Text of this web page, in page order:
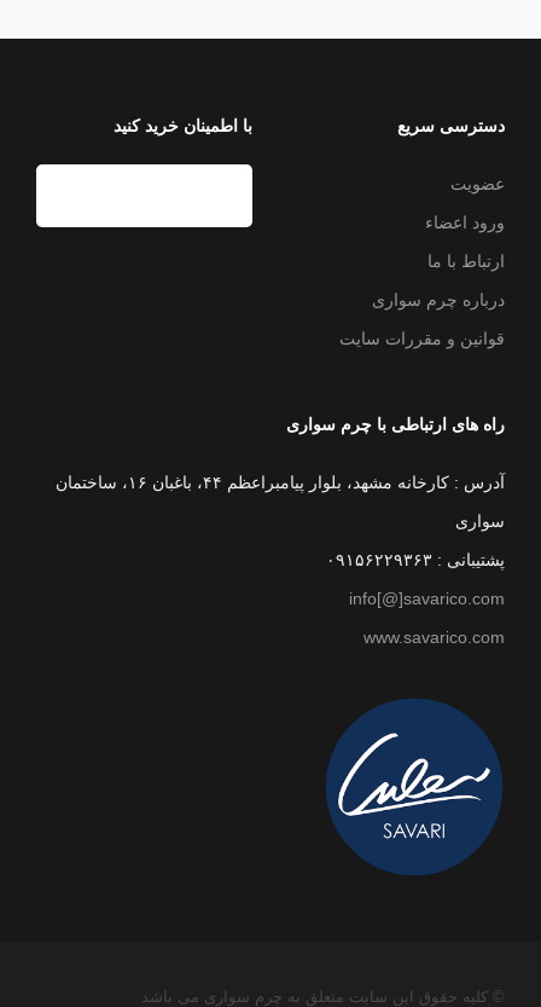
با اطمینان خرید کنید دسترسی سریع
عضویت
ورود اعضاء
ارتباط با ما
درباره چرم سواری
قوانین و مقررات سایت
راه های ارتباطی با چرم سواری
آدرس : کارخانه مشهد، بلوار پیامبراعظم ۴۴، باغبان ۱۶، ساختمان
سواری
پشتیبانی : ۰۹۱۵۶۲۲۹۳۶۳
info[@]savarico.com
www.savarico.com
© کلیه حقوق این سایت متعلق به چرم سواری می باشد